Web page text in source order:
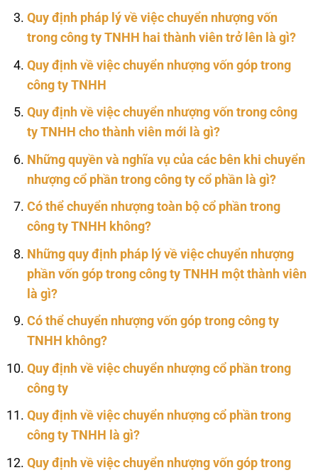
Quy định pháp lý về việc chuyển nhượng vốn
trong công ty TNHH hai thành viên trở lên là gì?
Quy định về việc chuyển nhượng vốn góp trong
công ty TNHH
Quy định về việc chuyển nhượng vốn trong công
ty TNHH cho thành viên mới là gì?
Những quyền và nghĩa vụ của các bên khi chuyển
nhượng cổ phần trong công ty cổ phần là gì?
Có thể chuyển nhượng toàn bộ cổ phần trong
công ty TNHH không?
Những quy định pháp lý về việc chuyển nhượng
phần vốn góp trong công ty TNHH một thành viên
là gì?
Có thể chuyển nhượng vốn góp trong công ty
TNHH không?
Quy định về việc chuyển nhượng cổ phần trong
công ty
Quy định về việc chuyển nhượng cổ phần trong
công ty TNHH là gì?
Quy định về việc chuyển nhượng vốn góp trong